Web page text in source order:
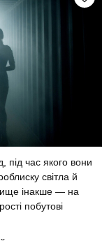
під час якого вони
світла й
інакше — на
побутові